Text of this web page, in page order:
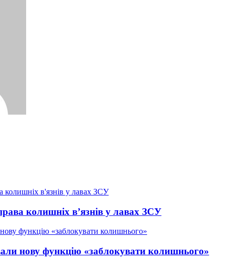
колишніх в’язнів у лавах ЗСУ
нову функцію «заблокувати колишнього»